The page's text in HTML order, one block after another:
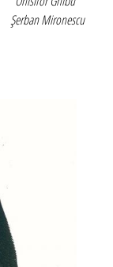
Şerban Mironescu